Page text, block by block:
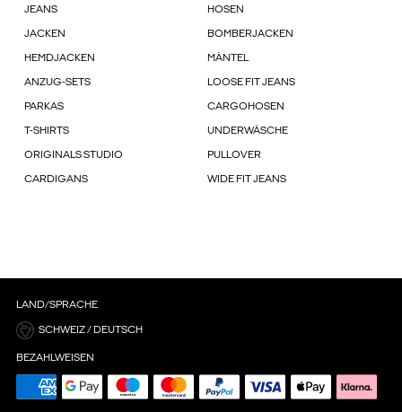
JEANS HOSEN
JACKEN BOMBERJACKEN
HEMDJACKEN MÄNTEL
ANZUG-SETS LOOSE FIT JEANS
PARKAS CARGOHOSEN
T-SHIRTS UNDERWÄSCHE
ORIGINALS STUDIO PULLOVER
CARDIGANS WIDE FIT JEANS
LAND/SPRACHE
SCHWEIZ / DEUTSCH
BEZAHLWEISEN